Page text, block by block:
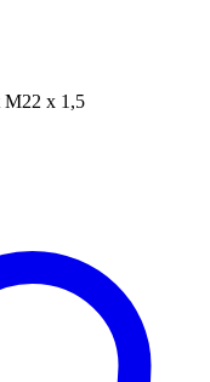
M22 x 1,5